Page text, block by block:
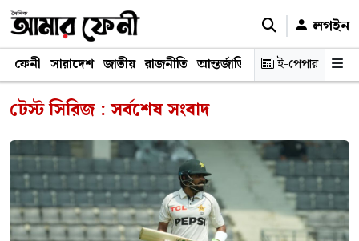
লগইন
ফেনী সারাদেশ জাতীয় রাজনীতি আন্তর্জাতিক অর্থনীতি
ই-পেপার
টেস্ট সিরিজ : সর্বশেষ সংবাদ